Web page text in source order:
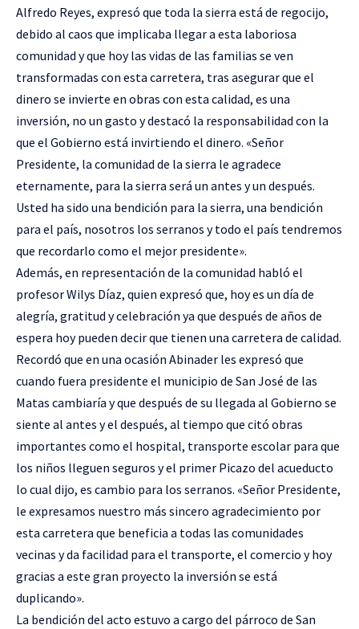
Alfredo Reyes, expresó que toda la sierra está de regocijo,
debido al caos que implicaba llegar a esta laboriosa
comunidad y que hoy las vidas de las familias se ven
transformadas con esta carretera, tras asegurar que el
dinero se invierte en obras con esta calidad, es una
inversión, no un gasto y destacó la responsabilidad con la
que el Gobierno está invirtiendo el dinero. «Señor
Presidente, la comunidad de la sierra le agradece
eternamente, para la sierra será un antes y un después.
Usted ha sido una bendición para la sierra, una bendición
para el país, nosotros los serranos y todo el país tendremos
que recordarlo como el mejor presidente».
Además, en representación de la comunidad habló el
profesor Wilys Díaz, quien expresó que, hoy es un día de
alegría, gratitud y celebración ya que después de años de
espera hoy pueden decir que tienen una carretera de calidad.
Recordó que en una ocasión Abinader les expresó que
cuando fuera presidente el municipio de San José de las
Matas cambiaría y que después de su llegada al Gobierno se
siente al antes y el después, al tiempo que citó obras
importantes como el hospital, transporte escolar para que
los niños lleguen seguros y el primer Picazo del acueducto
lo cual dijo, es cambio para los serranos. «Señor Presidente,
le expresamos nuestro más sincero agradecimiento por
esta carretera que beneficia a todas las comunidades
vecinas y da facilidad para el transporte, el comercio y hoy
gracias a este gran proyecto la inversión se está
duplicando».
La bendición del acto estuvo a cargo del párroco de San